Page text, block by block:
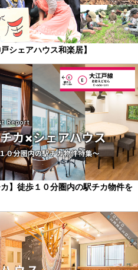
シェアハウス和楽居】
】徒歩１０分圏内の駅チカ物件を